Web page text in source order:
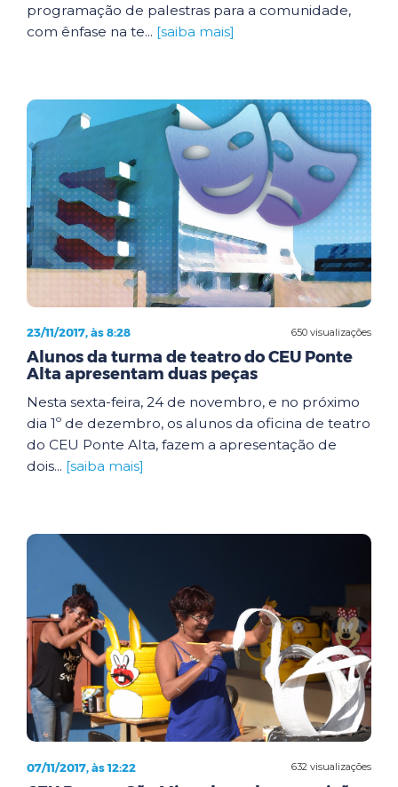
programação de palestras para a comunidade,
com ênfase na te... [saiba mais]
650 visualizações
23/11/2017, às 8:28
Alunos da turma de teatro do CEU Ponte
Alta apresentam duas peças
Nesta sexta-feira, 24 de novembro, e no próximo
dia 1º de dezembro, os alunos da oficina de teatro
do CEU Ponte Alta, fazem a apresentação de
dois... [saiba mais]
632 visualizações
07/11/2017, às 12:22